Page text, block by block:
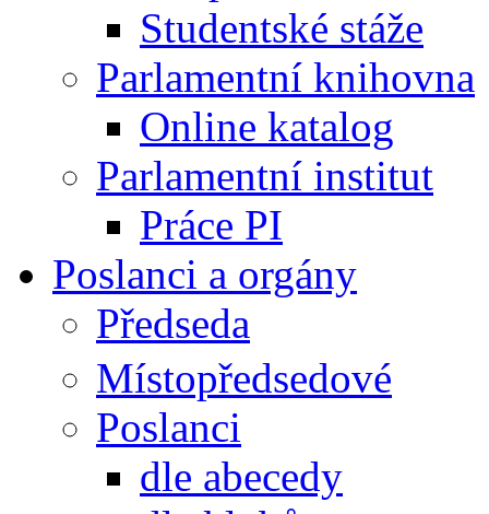
Studentské stáže
Parlamentní knihovna
Online katalog
Parlamentní institut
Práce PI
Poslanci a orgány
Předseda
Místopředsedové
Poslanci
dle abecedy